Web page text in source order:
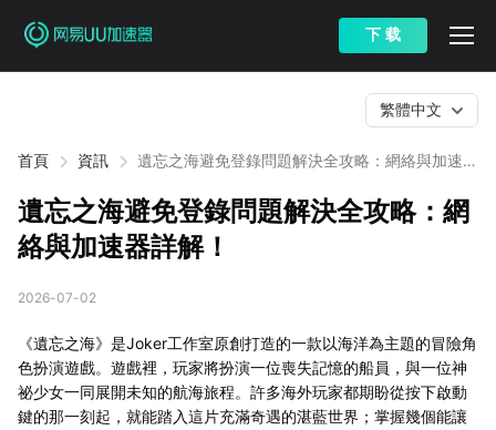
下 载
首頁 資訊
遺忘之海避免登錄問題解決全攻略：網絡與加速器
繁體中文
遺忘之海避免登錄問題解決全攻略：網
絡與加速器詳解！
2026-07-02
《遺忘之海》是Joker工作室原創打造的一款以海洋為主題的冒險角
色扮演遊戲。遊戲裡，玩家將扮演一位喪失記憶的船員，與一位神
祕少女一同展開未知的航海旅程。許多海外玩家都期盼從按下啟動
鍵的那一刻起，就能踏入這片充滿奇遇的湛藍世界；掌握幾個能讓